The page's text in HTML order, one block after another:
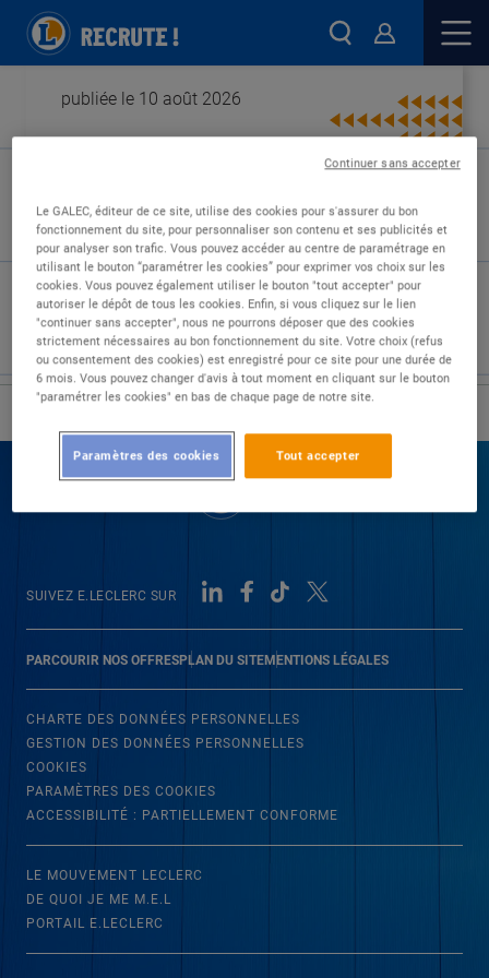
publiée le 10 août 2026
Type de contrat :
Expérience :
Études :
PARCOURIR NOS OFFRESPLAN DU SITEMENTIONS LÉGALES
SUIVEZ E.LECLERC SUR
CHARTE DES DONNÉES PERSONNELLES
GESTION DES DONNÉES PERSONNELLES
COOKIES
PARAMÈTRES DES COOKIES
ACCESSIBILITÉ : PARTIELLEMENT CONFORME
LE MOUVEMENT LECLERC
DE QUOI JE ME M.E.L
PORTAIL E.LECLERC
Le GALEC, éditeur de ce site, utilise des cookies pour s'assurer du bon
fonctionnement du site, pour personnaliser son contenu et ses publicités et
pour analyser son trafic. Vous pouvez accéder au centre de paramétrage en
utilisant le bouton “paramétrer les cookies” pour exprimer vos choix sur les
cookies. Vous pouvez également utiliser le bouton "tout accepter" pour
autoriser le dépôt de tous les cookies. Enfin, si vous cliquez sur le lien
"continuer sans accepter", nous ne pourrons déposer que des cookies
strictement nécessaires au bon fonctionnement du site. Votre choix (refus
ou consentement des cookies) est enregistré pour ce site pour une durée de
6 mois. Vous pouvez changer d'avis à tout moment en cliquant sur le bouton
"paramétrer les cookies" en bas de chaque page de notre site.
Tout accepter
Paramètres des cookies
Continuer sans accepter